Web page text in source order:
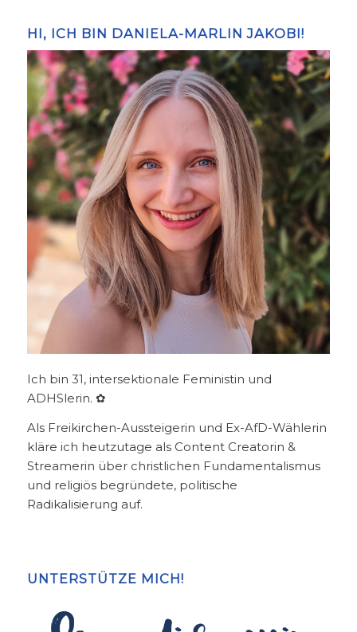
HI, ICH BIN DANIELA-MARLIN JAKOBI!
Ich bin 31, intersektionale Feministin und
ADHSlerin. ✿
Als Freikirchen-Aussteigerin und Ex-AfD-Wählerin
kläre ich heutzutage als Content Creatorin &
Streamerin über christlichen Fundamentalismus
und religiös begründete, politische
Radikalisierung auf.
UNTERSTÜTZE MICH!